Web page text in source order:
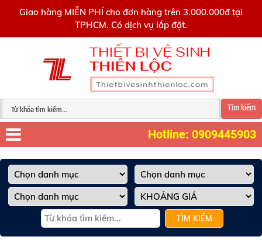
Giao hàng MIỄN PHÍ cho đơn hàng trên 3.000.000đ tại
TPHCM. Có dịch vụ lắp đặt.
Tìm kiếm
Hotline: 0909445903
TÌM KIẾM
0909445903